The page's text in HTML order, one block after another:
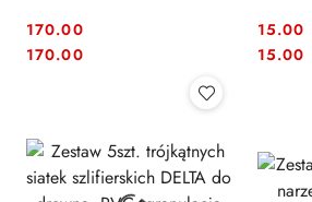
Cena:
170.00
Cena:
170.00 Cena:
15.00
Cena:
15.00